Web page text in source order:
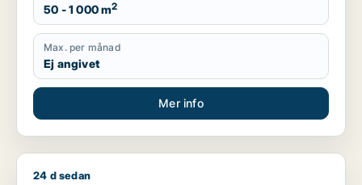
50 - 1 000 m2
Max. per månad
Ej angivet
Mer info
Jag söker industrilokal eller fastighetsmark till salu i
24 d sedan